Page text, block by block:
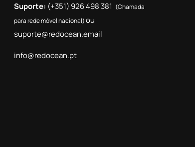
Suporte: (+351) 926 498 381 (Chamada
para rede móvel nacional)ou
suporte@redocean.email
info@redocean.pt